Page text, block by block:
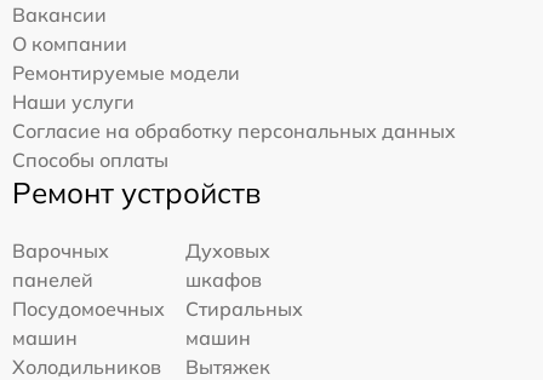
Вакансии
О компании
Ремонтируемые модели
Наши услуги
Согласие на обработку персональных данных
Способы оплаты
Ремонт устройств
Варочных
панелей
Духовых
шкафов
Посудомоечных
машин
Стиральных
машин
Холодильников
Вытяжек